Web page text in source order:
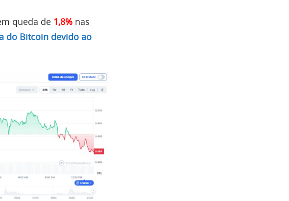
queda de 1,8% nas
do Bitcoin devido ao